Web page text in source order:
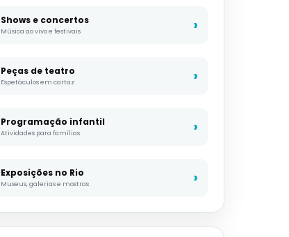
Shows e concertos
Música ao vivo e festivais
Peças de teatro
Espetáculos em cartaz
Programação infantil
Atividades para famílias
Exposições no Rio
Museus, galerias e mostras